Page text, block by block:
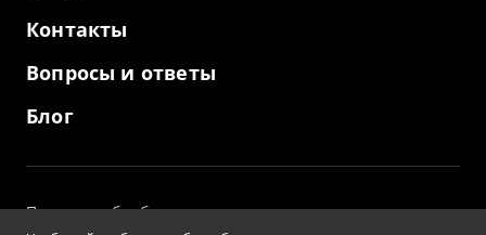
Контакты
Вопросы и ответы
Блог
Политика обработки персональных данных